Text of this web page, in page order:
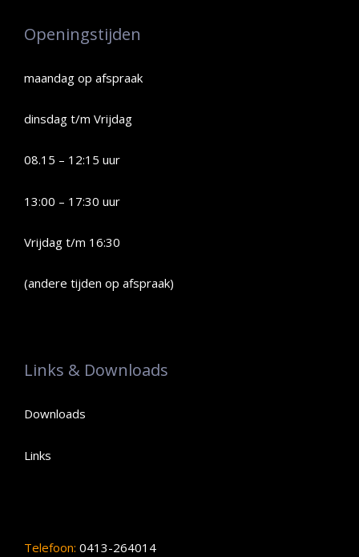
Openingstijden
maandag op afspraak
dinsdag t/m Vrijdag
08.15 – 12:15 uur
13:00 – 17:30 uur
Vrijdag t/m 16:30
(andere tijden op afspraak)
Links & Downloads
Downloads
Links
Telefoon: 0413-264014